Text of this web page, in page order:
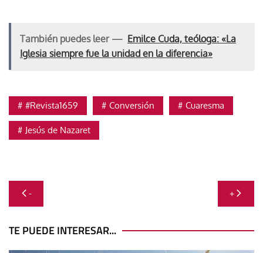
También puedes leer — Emilce Cuda, teóloga: «La
Iglesia siempre fue la unidad en la diferencia»
#Revista1659 Conversión Cuaresma
Jesús de Nazaret
Navegación
de
entradas
- +
TE PUEDE INTERESAR...